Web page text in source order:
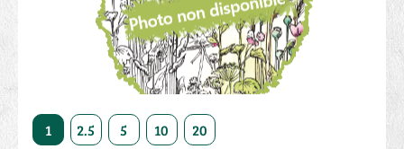
1 2.5 5 10 20